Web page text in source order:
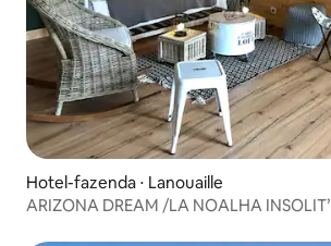
Hotel-fazenda ⋅ Lanouaille
ARIZONA DREAM /LA NOALHA INSOLIT’